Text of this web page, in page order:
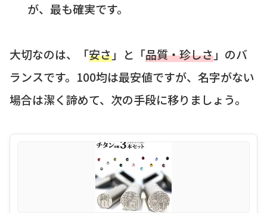
が、最も確実です。
大切なのは、「安さ」と「品質・珍しさ」のバ
ランスです。100均は最安値ですが、名字がない
場合は潔く諦めて、次の手段に移りましょう。